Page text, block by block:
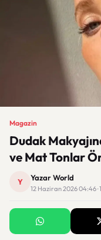
Magazin
Dudak
ve Mat Tonlar
Y Yazar World
12 Haziran 2026 04:46 ·